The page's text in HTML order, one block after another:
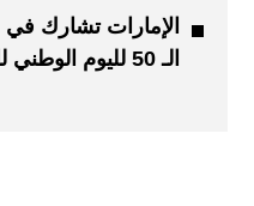
الإمارات تشارك في
الـ 50 لليوم الوطني للمياه باليابان